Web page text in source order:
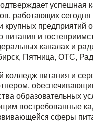
успешная
работающих
крупных предприятий
питания и
каналах и
Пятница, ОТС,
колледж питания и
образовательных
востребованные
сферы